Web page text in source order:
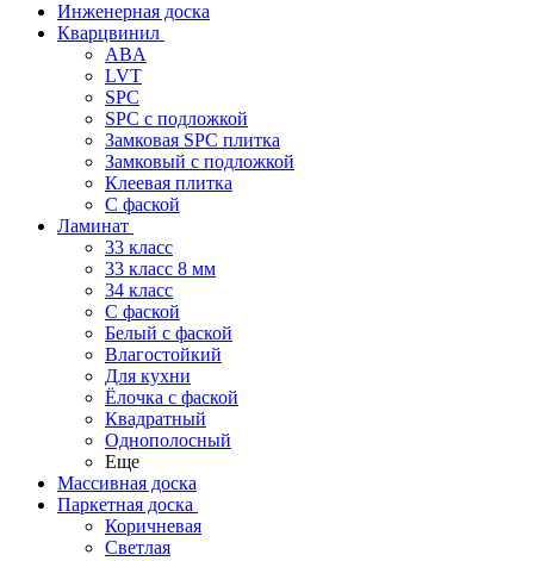
Инженерная доска
Кварцвинил
ABA
LVT
SPC
SPC с подложкой
Замковая SPC плитка
Замковый с подложкой
Клеевая плитка
С фаской
Ламинат
33 класс
33 класс 8 мм
34 класс
C фаской
Белый с фаской
Влагостойкий
Для кухни
Ёлочка с фаской
Квадратный
Однополосный
Еще
Массивная доска
Паркетная доска
Коричневая
Светлая